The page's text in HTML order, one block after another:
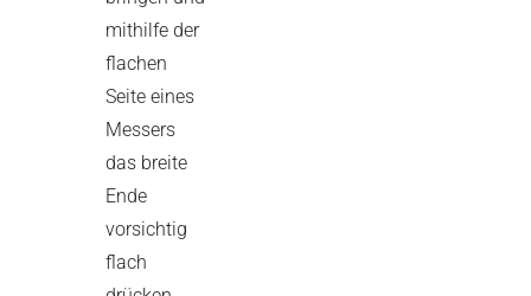
mithilfe der
flachen
Seite eines
Messers
das breite
Ende
vorsichtig
flach